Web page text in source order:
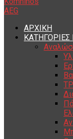
ΑΡΧΙΚΗ